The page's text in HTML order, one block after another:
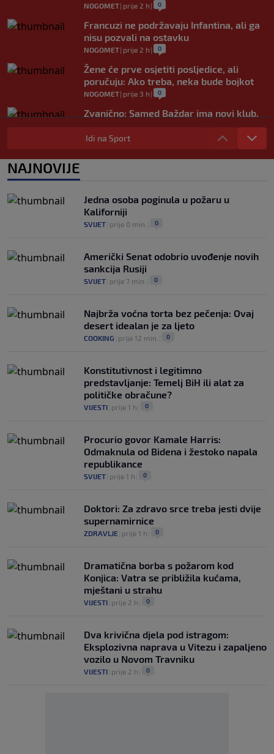
NOGOMET| prije 2 h | 0
Francuzi ne podržavaju Infantina, ali ga
nisu pozvali na ostavku
NOGOMET| prije 2 h | 0
Žene će prve osjetiti posljedice, ali
poručuju: Ako treba, neka bude bojkot
NOGOMET| prije 3 h | 0
Zvanično: Samed Baždar ima novi klub,
zadužio broj sa velikom "težinom"
NOGOMET|prije 5 h
Prije nekoliko godina zaludjela je
Idi na Sport
NAJNOVIJE
Jedna osoba poginula u požaru u
Kaliforniji
SVIJET prije 0 min. 0
Američki Senat odobrio uvođenje novih
sankcija Rusiji
SVIJET prije 7 min. 0
Najbrža voćna torta bez pečenja: Ovaj
desert idealan je za ljeto
COOKING prije 12 min. 0
Konstitutivnost i legitimno
predstavljanje: Temelj BiH ili alat za
političke obračune?
VIJESTI prije 1 h 0
Procurio govor Kamale Harris:
Odmaknula od Bidena i žestoko napala
republikance
SVIJET prije 1 h 0
Doktori: Za zdravo srce treba jesti dvije
supernamirnice
ZDRAVLJE prije 1 h 0
Dramatična borba s požarom kod
Konjica: Vatra se približila kućama,
mještani u strahu
VIJESTI prije 2 h 0
Dva krivična djela pod istragom:
Eksplozivna naprava u Vitezu i zapaljeno
vozilo u Novom Travniku
VIJESTI prije 2 h 0